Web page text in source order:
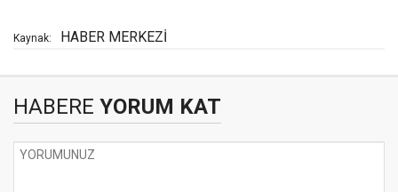
Kaynak: HABER MERKEZİ
HABERE YORUM KAT